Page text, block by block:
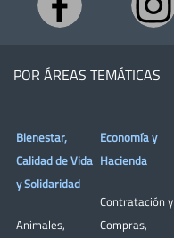
POR ÁREAS TEMÁTICAS
Bienestar,
Calidad de Vida
y Solidaridad
Animales,
Economía y
Hacienda
Contratación y
Compras,